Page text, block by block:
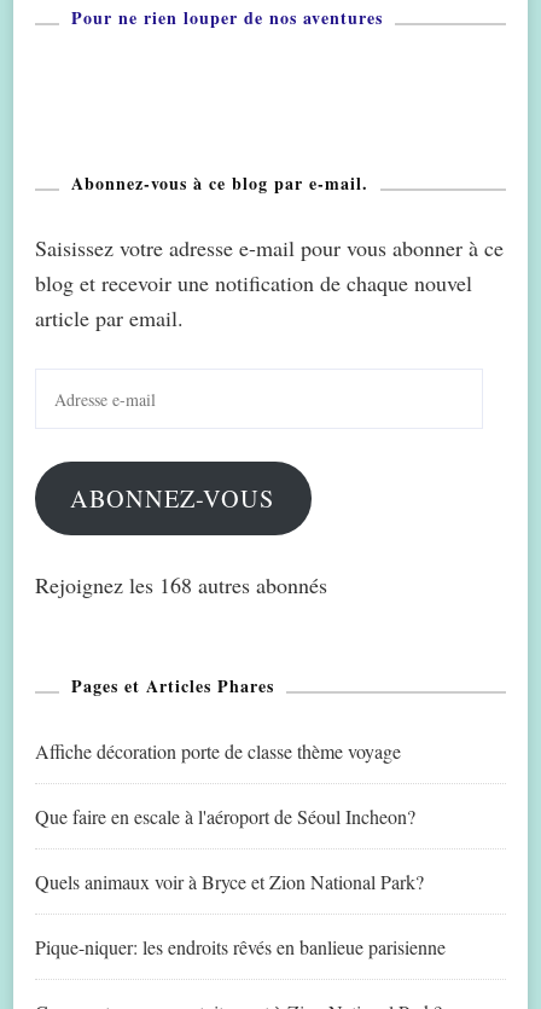
Pour ne rien louper de nos aventures
Abonnez-vous à ce blog par e-mail.
Saisissez votre adresse e-mail pour vous abonner à ce
blog et recevoir une notification de chaque nouvel
article par email.
mail
ABONNEZ-VOUS
Rejoignez les 168 autres abonnés
Pages et Articles Phares
Affiche décoration porte de classe thème voyage
Que faire en escale à l'aéroport de Séoul Incheon?
Quels animaux voir à Bryce et Zion National Park?
Pique-niquer: les endroits rêvés en banlieue parisienne